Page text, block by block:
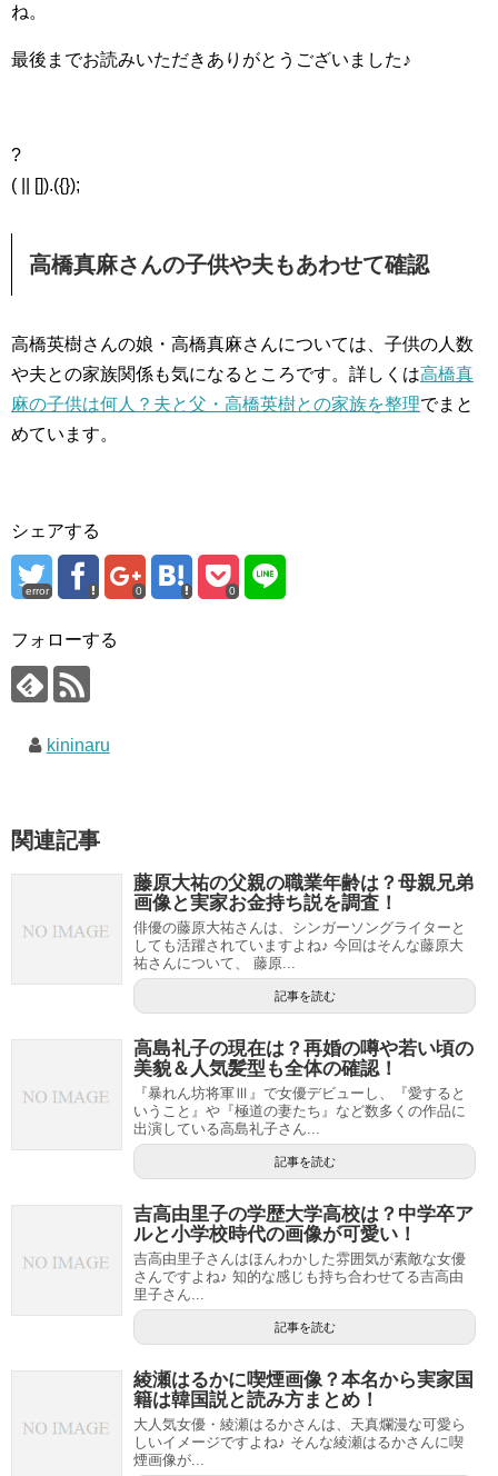
ね。
最後までお読みいただきありがとうございました♪
?
( || []).({});
高橋真麻さんの子供や夫もあわせて確認
高橋英樹さんの娘・高橋真麻さんについては、子供の人数
や夫との家族関係も気になるところです。詳しくは高橋真
麻の子供は何人？夫と父・高橋英樹との家族を整理でまと
めています。
シェアする
error 0 0
フォローする
kininaru
関連記事
藤原大祐の父親の職業年齢は？母親兄弟
画像と実家お金持ち説を調査！
俳優の藤原大祐さんは、シンガーソングライターと
しても活躍されていますよね♪ 今回はそんな藤原大
祐さんについて、 藤原...
記事を読む
高島礼子の現在は？再婚の噂や若い頃の
美貌＆人気髪型も全体の確認！
『暴れん坊将軍Ⅲ』で女優デビューし、『愛すると
いうこと』や『極道の妻たち』など数多くの作品に
出演している高島礼子さん...
記事を読む
吉高由里子の学歴大学高校は？中学卒ア
ルと小学校時代の画像が可愛い！
吉高由里子さんはほんわかした雰囲気が素敵な女優
さんですよね♪ 知的な感じも持ち合わせてる吉高由
里子さん...
記事を読む
綾瀬はるかに喫煙画像？本名から実家国
籍は韓国説と読み方まとめ！
大人気女優・綾瀬はるかさんは、天真爛漫な可愛ら
しいイメージですよね♪ そんな綾瀬はるかさんに喫
煙画像が...